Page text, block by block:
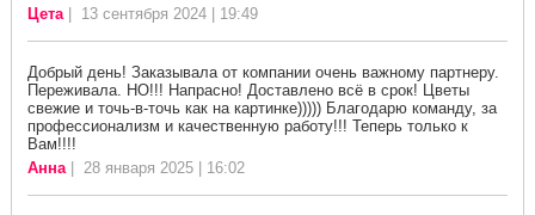
Цета| 13 сентября 2024 | 19:49
Добрый день! Заказывала от компании очень важному партнеру.
Переживала. НО!!! Напрасно! Доставлено всё в срок! Цветы
свежие и точь-в-точь как на картинке))))) Благодарю команду, за
профессионализм и качественную работу!!! Теперь только к
Вам!!!!
Анна| 28 января 2025 | 16:02